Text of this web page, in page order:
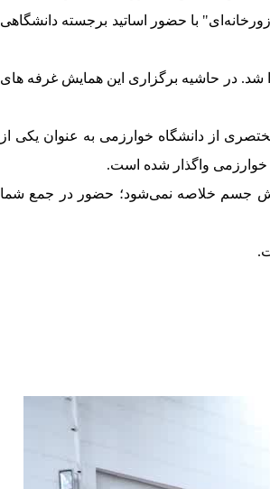
با حضور اساتید برجسته دانشگاهی
شد. در حاشیه برگزاری این همایش غرفه های
از دانشگاه خوارزمی به عنوان یکی از
خوارزمی واگذار شده است.
جسم خلاصه نمی‌شود؛ حضور در جمع شما